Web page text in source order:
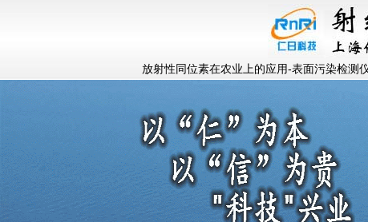
放射性同位素在农业上的应用-表面污染检测